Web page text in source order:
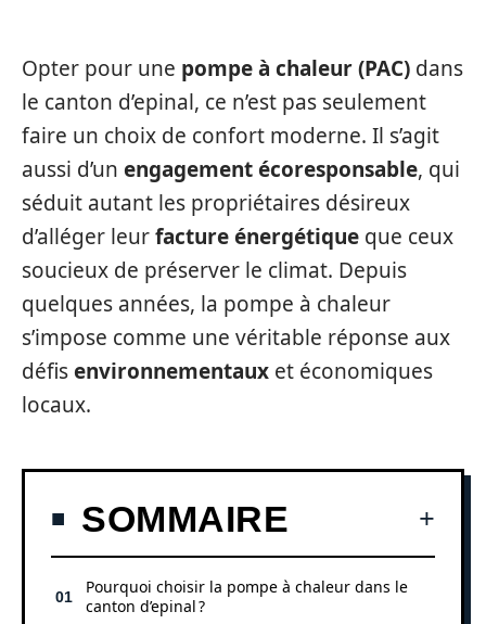
Opter pour une pompe à chaleur (PAC) dans
le canton d’epinal, ce n’est pas seulement
faire un choix de confort moderne. Il s’agit
aussi d’un engagement écoresponsable, qui
séduit autant les propriétaires désireux
d’alléger leurfacture énergétique que ceux
soucieux de préserver le climat. Depuis
quelques années, la pompe à chaleur
s’impose comme une véritable réponse aux
défisenvironnementaux et économiques
locaux.
SOMMAIRE
Pourquoi choisir la pompe à chaleur dans le
canton d’epinal ?